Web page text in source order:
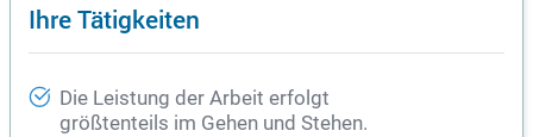
Ihre Tätigkeiten
Die Leistung der Arbeit erfolgt
größtenteils im Gehen und Stehen.